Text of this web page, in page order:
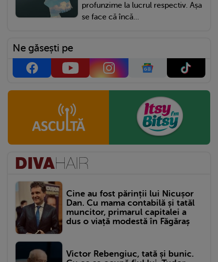
profunzime la lucrul respectiv. Așa
se face că încă...
Ne găsești pe
Cine au fost părinții lui Nicușor
Dan. Cu mama contabilă și tatăl
muncitor, primarul capitalei a
dus o viață modestă în Făgăraș
Victor Rebengiuc, tată și bunic.